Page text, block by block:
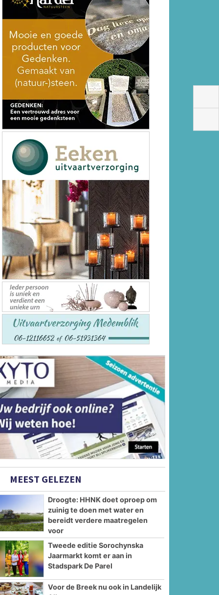
MEEST GELEZEN
Droogte: HHNK doet oproep om
zuinig te doen met water en
bereidt verdere maatregelen
voor
Tweede editie Sorochynska
Jaarmarkt komt er aan in
Stadspark De Parel
Voor de Breek nu ook in Landelijk